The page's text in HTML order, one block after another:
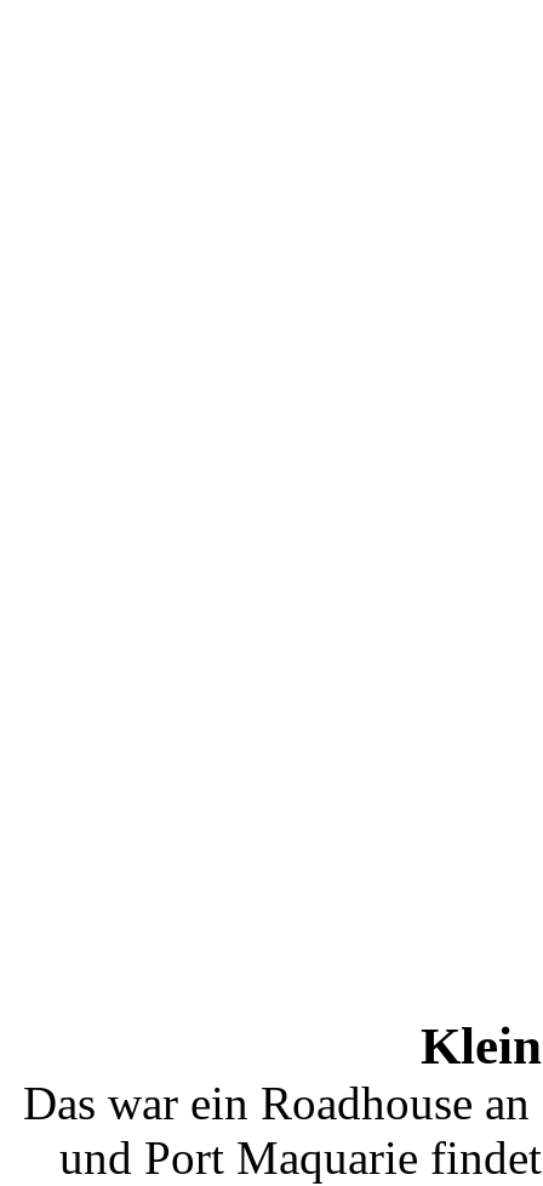
Das war ein Roadhouse
und Port Maquarie